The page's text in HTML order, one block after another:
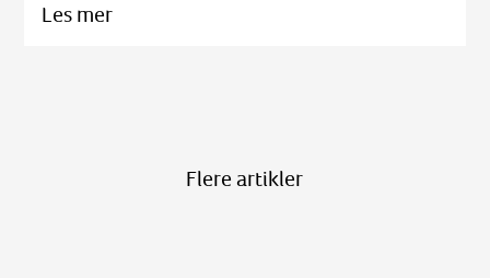
Les mer
Flere artikler